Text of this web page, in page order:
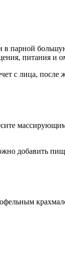
в парной
питания и
с лица, после
добавить